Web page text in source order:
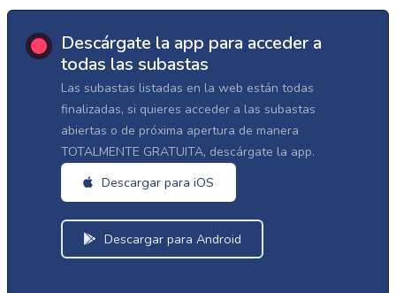
Descárgate la app para acceder a
todas las subastas
Las subastas listadas en la web están todas
finalizadas, si quieres acceder a las subastas
abiertas o de próxima apertura de manera
TOTALMENTE GRATUITA, descárgate la app.
Descargar para iOS
Descargar para Android